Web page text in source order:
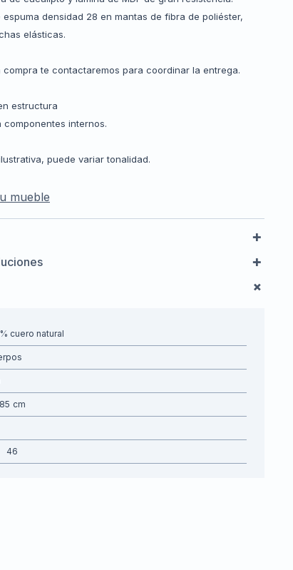
densidad 28 en mantas de fibra de poliéster,
elásticas.
compra te contactaremos para coordinar la entrega.
estructura
componentes internos.
puede variar tonalidad.
mueble
cuero natural
85
46